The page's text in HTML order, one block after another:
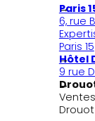
Paris
6, rue
Paris 15
Hôtel
9 rue
Drouot